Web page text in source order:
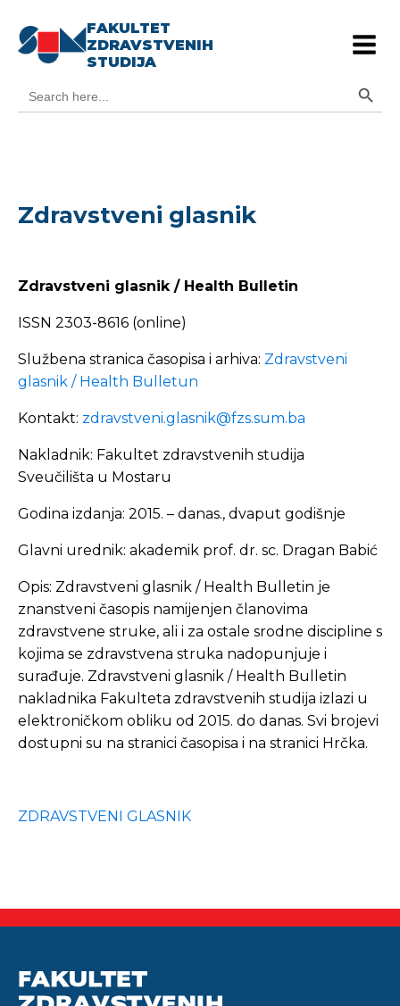
FAKULTET
ZDRAVSTVENIH
STUDIJA
for:
Zdravstveni glasnik
Zdravstveni glasnik / Health Bulletin
ISSN 2303-8616 (online)
Službena stranica časopisa i arhiva: Zdravstveni
glasnik / Health Bulletun
Kontakt: zdravstveni.glasnik@fzs.sum.ba
Nakladnik: Fakultet zdravstvenih studija
Sveučilišta u Mostaru
Godina izdanja: 2015. – danas., dvaput godišnje
Glavni urednik: akademik prof. dr. sc. Dragan Babić
Opis: Zdravstveni glasnik / Health Bulletin je
znanstveni časopis namijenjen članovima
zdravstvene struke, ali i za ostale srodne discipline s
kojima se zdravstvena struka nadopunjuje i
surađuje. Zdravstveni glasnik / Health Bulletin
nakladnika Fakulteta zdravstvenih studija izlazi u
elektroničkom obliku od 2015. do danas. Svi brojevi
dostupni su na stranici časopisa i na stranici Hrčka.
ZDRAVSTVENI GLASNIK